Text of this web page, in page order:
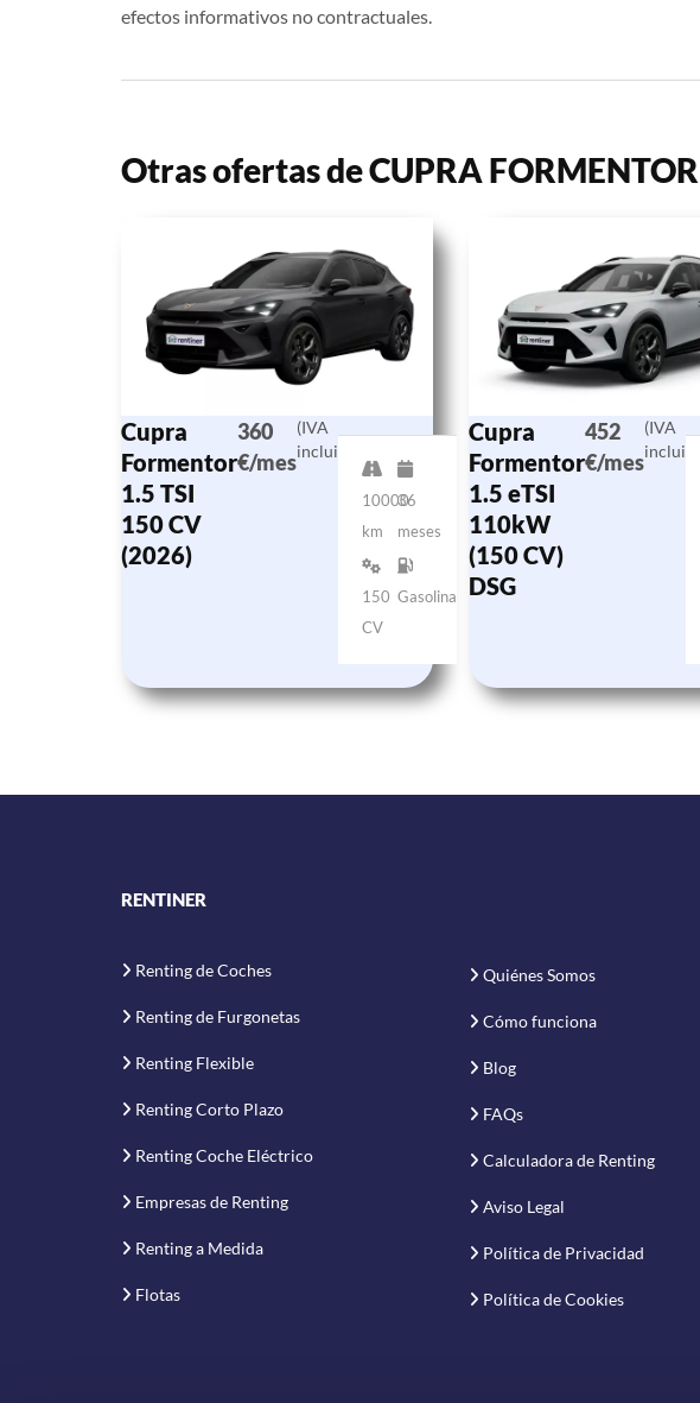
efectos informativos no contractuales.
Otras ofertas de CUPRA FORMENTOR
Cupra
Formentor
1.5 TSI
150 CV
(2026)
360
€/mes
(IVA
incluido)
10000
km
36
meses
150
CV
Gasolina
Cupra
Formentor
1.5 eTSI
110kW
(150 CV)
DSG
452
€/mes
(IVA
incluido)
RENTINER
Renting de Coches
Renting de Furgonetas
Renting Flexible
Renting Corto Plazo
Renting Coche Eléctrico
Empresas de Renting
Renting a Medida
Flotas
Quiénes Somos
Cómo funciona
Blog
FAQs
Calculadora de Renting
Aviso Legal
Política de Privacidad
Política de Cookies